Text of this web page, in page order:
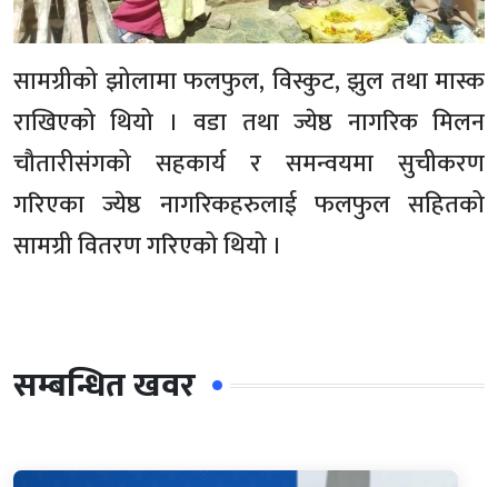
सामग्रीको झोलामा फलफुल, विस्कुट, झुल तथा मास्क
राखिएको थियो । वडा तथा ज्येष्ठ नागरिक मिलन
चौतारीसंगको सहकार्य र समन्वयमा सुचीकरण
गरिएका ज्येष्ठ नागरिकहरुलाई फलफुल सहितको
सामग्री वितरण गरिएको थियो ।
सम्बन्धित खवर